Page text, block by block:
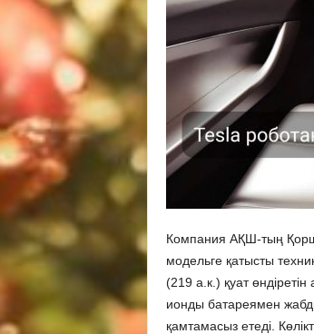
Компания АҚШ-тың
модельге қатысты
(219 а.к.) қуат
ионды батареямен
қамтамасыз етеді.